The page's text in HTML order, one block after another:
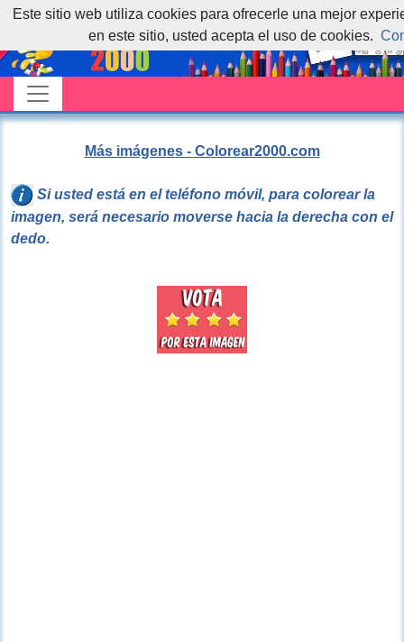
Más imágenes - Colorear2000.com
Si usted está en el teléfono móvil, para colorear la
imagen, será necesario moverse hacia la derecha con el
dedo.
Este sitio web utiliza cookies para ofrecerle una mejor
en este sitio, usted acepta el uso de cookies.